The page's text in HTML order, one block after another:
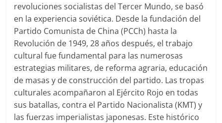
revoluciones socialistas del Tercer Mundo, se basó
en la experiencia soviética. Desde la fundación del
Partido Comunista de China (PCCh) hasta la
Revolución de 1949, 28 años después, el trabajo
cultural fue fundamental para las numerosas
estrategias militares, de reforma agraria, educación
de masas y de construcción del partido. Las tropas
culturales acompañaron al Ejército Rojo en todas
sus batallas, contra el Partido Nacionalista (KMT) y
las fuerzas imperialistas japonesas. Este histórico